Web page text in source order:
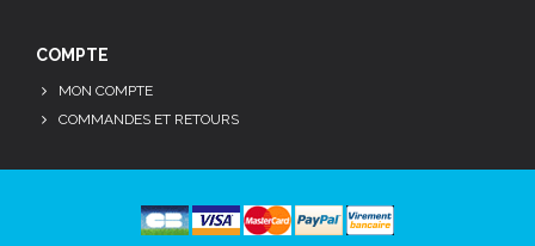
COMPTE
MON COMPTE
COMMANDES ET RETOURS